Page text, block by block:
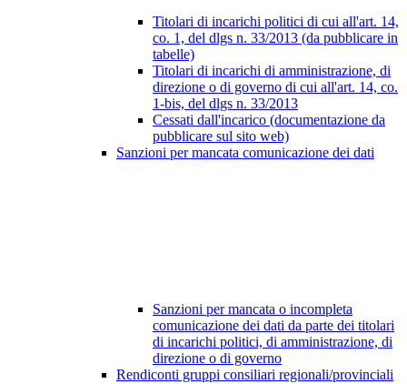
Titolari di incarichi politici di cui all'art. 14,
co. 1, del dlgs n. 33/2013 (da pubblicare in
tabelle)
Titolari di incarichi di amministrazione, di
direzione o di governo di cui all'art. 14, co.
1-bis, del dlgs n. 33/2013
Cessati dall'incarico (documentazione da
pubblicare sul sito web)
Sanzioni per mancata comunicazione dei dati
Sanzioni per mancata o incompleta
comunicazione dei dati da parte dei titolari
di incarichi politici, di amministrazione, di
direzione o di governo
Rendiconti gruppi consiliari regionali/provinciali